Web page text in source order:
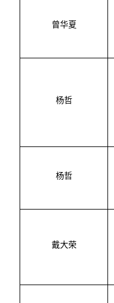
曾华夏
杨哲
杨哲
戴大荣